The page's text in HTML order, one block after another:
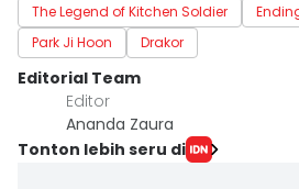
The Legend of Kitchen Soldier
Park Ji Hoon
Drakor
Editorial Team
Editor
Ananda Zaura
Tonton lebih seru di